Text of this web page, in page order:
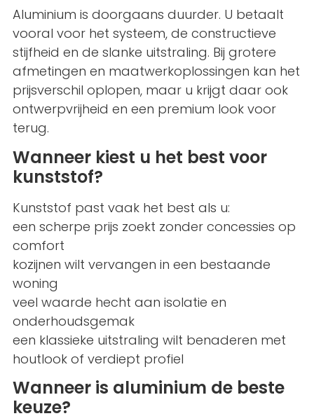
Aluminium is doorgaans duurder. U betaalt
vooral voor het systeem, de constructieve
stijfheid en de slanke uitstraling. Bij grotere
afmetingen en maatwerkoplossingen kan het
prijsverschil oplopen, maar u krijgt daar ook
ontwerpvrijheid en een premium look voor
terug.
Wanneer kiest u het best voor
kunststof?
Kunststof past vaak het best als u:
een scherpe prijs zoekt zonder concessies op
comfort
kozijnen wilt vervangen in een bestaande
woning
veel waarde hecht aan isolatie en
onderhoudsgemak
een klassieke uitstraling wilt benaderen met
houtlook of verdiept profiel
Wanneer is aluminium de beste
keuze?